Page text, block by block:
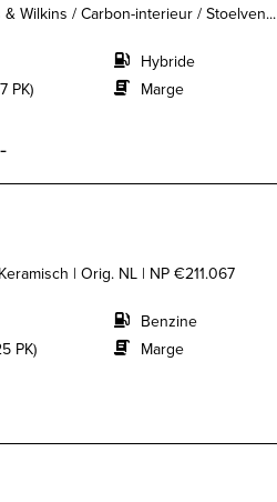
Wilkins / Carbon-interieur / Stoelven...
PK)
Hybride
Marge
| Orig. NL | NP €211.067
PK)
Benzine
Marge